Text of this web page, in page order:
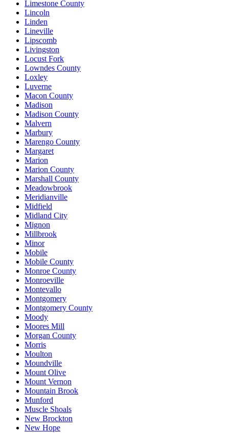
Limestone County
Lincoln
Linden
Lineville
Lipscomb
Livingston
Locust Fork
Lowndes County
Loxley
Luverne
Macon County
Madison
Madison County
Malvern
Marbury
Marengo County
Margaret
Marion
Marion County
Marshall County
Meadowbrook
Meridianville
Midfield
Midland City
Mignon
Millbrook
Minor
Mobile
Mobile County
Monroe County
Monroeville
Montevallo
Montgomery
Montgomery County
Moody
Moores Mill
Morgan County
Morris
Moulton
Moundville
Mount Olive
Mount Vernon
Mountain Brook
Munford
Muscle Shoals
New Brockton
New Hope